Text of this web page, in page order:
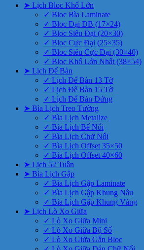
➤ Lịch Bloc Khổ Lớn
✓ Bloc Bìa Laminate
✓ Bloc Đại ĐB (17×24)
✓ Bloc Siêu Đại (20×30)
✓ Bloc Cực Đại (25×35)
✓ Bloc Siêu Cực Đại (30×40)
✓ Bloc Khổ Lớn Nhất (38×54)
➤ Lịch Để Bàn
✓ Lịch Để Bàn 13 Tờ
✓ Lịch Để Bàn 15 Tờ
✓ Lịch Để Bàn Đứng
➤ Bìa Lịch Treo Tường
✓ Bìa Lịch Metalize
✓ Bìa Lịch Bế Nổi
✓ Bìa Lịch Chữ Nổi
✓ Bìa Lịch Offset 35×50
✓ Bìa Lịch Offset 40×60
➤ Lịch 52 Tuần
➤ Bìa Lịch Gập
✓ Bìa Lịch Gập Laminate
✓ Bìa Lịch Gập Khung Nâu
✓ Bìa Lịch Gập Khung Vàng
➤ Lịch Lò Xo Giữa
✓ Lò Xo Giữa Mini
✓ Lò Xo Giữa Bộ Số
✓ Lò Xo Giữa Gắn Bloc